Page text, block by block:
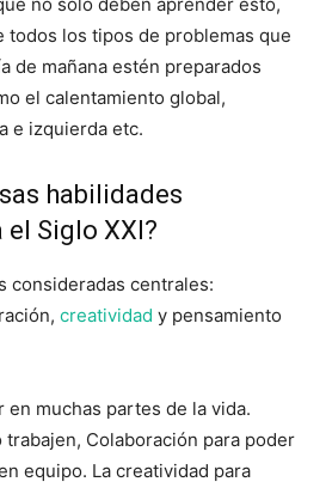
todos los tipos de problemas que
de mañana estén preparados
el calentamiento global,
e izquierda etc.
habilidades
Siglo XXI?
consideradas centrales:
creatividad y pensamiento
en muchas partes de la vida.
trabajen, Colaboración para poder
equipo. La creatividad para